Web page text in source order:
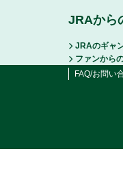
JRAから
JRAのギャ
ファンから
FAQ/お問い